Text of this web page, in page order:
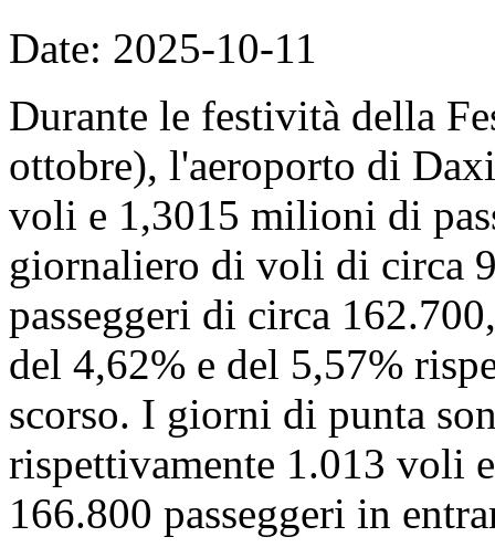
Date: 2025-10-11
Durante le festività della
ottobre), l'aeroporto di
voli e 1,3015 milioni di
giornaliero di voli di circa
passeggeri di circa
del 4,62% e del 5,57%
scorso. I giorni di punta
rispettivamente 1.013 voli
166.800 passeggeri in